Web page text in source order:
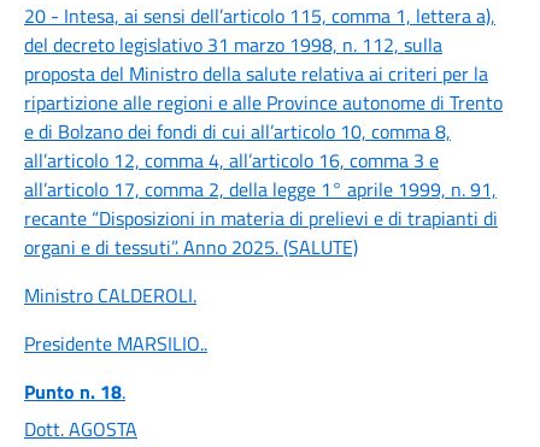
20 - Intesa, ai sensi dell’articolo 115, comma 1, lettera a),
del decreto legislativo 31 marzo 1998, n. 112, sulla
proposta del Ministro della salute relativa ai criteri per la
ripartizione alle regioni e alle Province autonome di Trento
e di Bolzano dei fondi di cui all’articolo 10, comma 8,
all’articolo 12, comma 4, all’articolo 16, comma 3 e
all’articolo 17, comma 2, della legge 1° aprile 1999, n. 91,
recante “Disposizioni in materia di prelievi e di trapianti di
organi e di tessuti”. Anno 2025. (SALUTE)
Ministro CALDEROLI.
Presidente MARSILIO..
Punto n. 18.
Dott. AGOSTA